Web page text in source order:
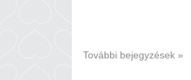
További bejegyzések »